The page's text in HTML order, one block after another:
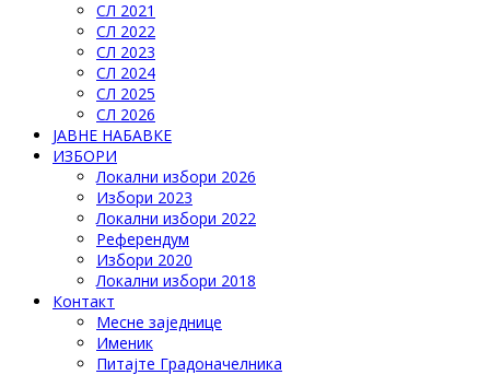
СЛ 2021
СЛ 2022
СЛ 2023
СЛ 2024
СЛ 2025
СЛ 2026
ЈАВНЕ НАБАВКЕ
ИЗБОРИ
Локални избори 2026
Избори 2023
Локални избори 2022
Референдум
Избори 2020
Локални избори 2018
Контакт
Месне заједнице
Именик
Питајте Градоначелника